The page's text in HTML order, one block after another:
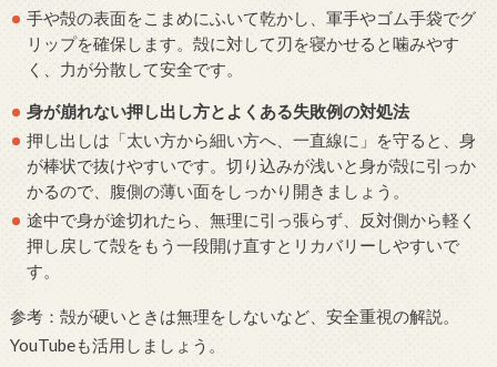
手や殻の表面をこまめにふいて乾かし、軍手やゴム手袋でグ
リップを確保します。殻に対して刃を寝かせると噛みやす
く、力が分散して安全です。
身が崩れない押し出し方とよくある失敗例の対処法
押し出しは「太い方から細い方へ、一直線に」を守ると、身
が棒状で抜けやすいです。切り込みが浅いと身が殻に引っか
かるので、腹側の薄い面をしっかり開きましょう。
途中で身が途切れたら、無理に引っ張らず、反対側から軽く
押し戻して殻をもう一段開け直すとリカバリーしやすいで
す。
参考：殻が硬いときは無理をしないなど、安全重視の解説。
YouTubeも活用しましょう。